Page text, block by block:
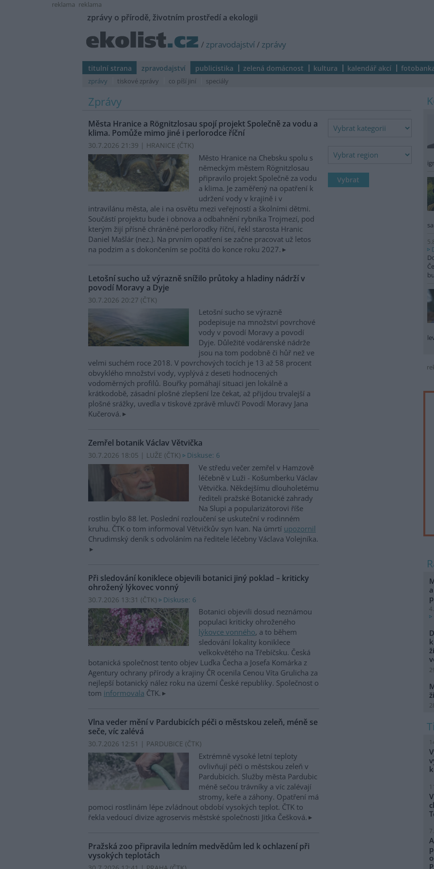
reklama reklama
zprávy o přírodě, životním prostředí a ekologii
/ zpravodajství/ zprávy
titulní strana zpravodajství publicistika zelená domácnost kultura kalendář akcí
zprávy tiskové zprávy co píší jiní speciály
Zprávy
Města Hranice a Rögnitzlosau spojí projekt Společně za vodu a
klima. Pomůže mimo jiné i perlorodce říční
30.7.2026 21:39 | HRANICE (ČTK)
Město Hranice na Chebsku spolu s
německým městem Rögnitzlosau
připravilo projekt Společně za vodu
a klima. Je zaměřený na opatření k
udržení vody v krajině i v
intravilánu města, ale i na osvětu mezi veřejností a školními dětmi.
Součástí projektu bude i obnova a odbahnění rybníka Trojmezí, pod
kterým žijí přísně chráněné perlorodky říční, řekl starosta Hranic
Daniel Mašlár (nez.). Na prvním opatření se začne pracovat už letos
na podzim a s dokončením se počítá do konce roku 2027.
Letošní sucho už výrazně snížilo průtoky a hladiny nádrží v
povodí Moravy a Dyje
30.7.2026 20:27 (ČTK)
Letošní sucho se výrazně
podepisuje na množství povrchové
vody v povodí Moravy a povodí
Dyje. Důležité vodárenské nádrže
jsou na tom podobně či hůř než ve
velmi suchém roce 2018. V povrchových tocích je 13 až 58 procent
obvyklého množství vody, vyplývá z deseti hodnocených
vodoměrných profilů. Bouřky pomáhají situaci jen lokálně a
krátkodobě, zásadní plošné zlepšení lze čekat, až přijdou trvalejší a
plošné srážky, uvedla v tiskové zprávě mluvčí Povodí Moravy Jana
Kučerová.
Zemřel botanik Václav Větvička
30.7.2026 18:05 | LUŽE (ČTK) Diskuse: 6
Ve středu večer zemřel v Hamzově
léčebně v Luži - Košumberku Václav
Větvička. Někdejšímu dlouholetému
řediteli pražské Botanické zahrady
Na Slupi a popularizátorovi říše
rostlin bylo 88 let. Poslední rozloučení se uskuteční v rodinném
kruhu. ČTK o tom informoval Větvičkův syn Ivan. Na úmrtí upozornil
Chrudimský deník s odvoláním na ředitele léčebny Václava Volejníka.
Při sledování koniklece objevili botanici jiný poklad – kriticky
ohrožený lýkovec vonný
30.7.2026 13:31 (ČTK) Diskuse: 6
Botanici objevili dosud neznámou
populaci kriticky ohroženého
lýkovce vonného, a to během
sledování lokality koniklece
velkokvětého na Třebíčsku. Česká
botanická společnost tento objev Luďka Čecha a Josefa Komárka z
Agentury ochrany přírody a krajiny ČR ocenila Cenou Víta Grulicha za
nejlepší botanický nález roku na území České republiky. Společnost o
tom informovala ČTK.
Vlna veder mění v Pardubicích péči o městskou zeleň, méně se
seče, víc zalévá
30.7.2026 12:51 | PARDUBICE (ČTK)
Extrémně vysoké letní teploty
ovlivňují péči o městskou zeleň v
Pardubicích. Služby města Pardubic
méně sečou trávníky a víc zalévají
stromy, keře a záhony. Opatření má
pomoci rostlinám lépe zvládnout období vysokých teplot. ČTK to
řekla vedoucí divize agroservis městské společnosti Jitka Češková.
Pražská zoo připravila ledním medvědům led k ochlazení při
vysokých teplotách